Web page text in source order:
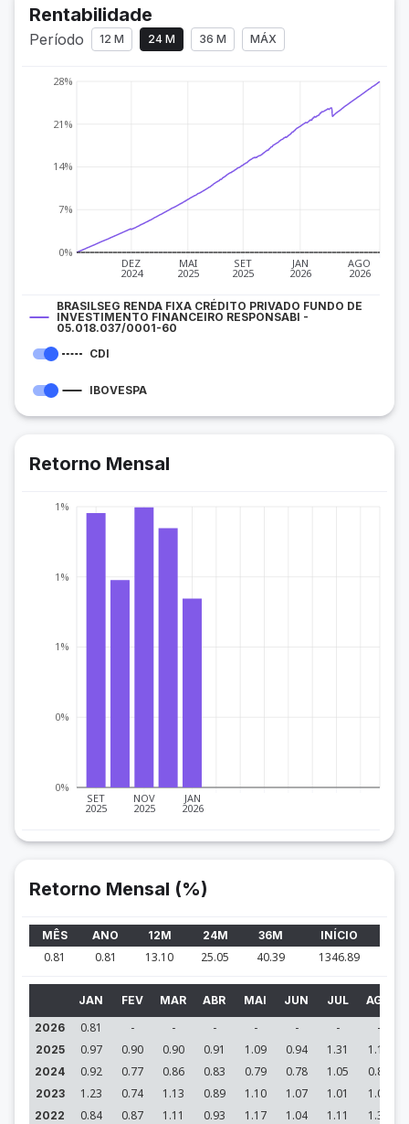
Rentabilidade
Período 12 M 24 M 36 M MÁX
DEZ
2024
MAI
2025
SET
2025
JAN
2026
AGO
2026
0%
7%
14%
21%
28%
BRASILSEG RENDA FIXA CRÉDITO PRIVADO FUNDO DE
INVESTIMENTO FINANCEIRO RESPONSABI -
05.018.037/0001-60
CDI
IBOVESPA
Retorno Mensal
SET
2025
NOV
2025
JAN
2026
0%
0%
1%
1%
1%
Retorno Mensal (%)
MÊS ANO 12M 24M 36M INÍCIO
0.81 0.81 13.10 25.05 40.39 1346.89
JAN FEV MAR ABR MAI JUN JUL AGO
2026
0.81 - - - - - - -
2025 0.97 0.90 0.90 0.91 1.09 0.94 1.31 1.16
2024 0.92 0.77 0.86 0.83 0.79 0.78 1.05 0.89
2023 1.23 0.74 1.13 0.89 1.10 1.07 1.01 1.09
2022 0.84 0.87 1.11 0.93 1.17 1.04 1.11 1.32